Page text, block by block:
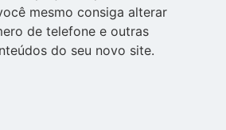
mesmo consiga alterar
de telefone e outras
do seu novo site.